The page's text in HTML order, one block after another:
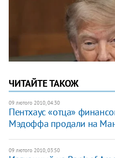
ЧИТАЙТЕ ТАКОЖ
09 лютого 2010, 04:30
Пентхаус «отца»
Мэдоффа продали на
09 лютого 2010, 03:50